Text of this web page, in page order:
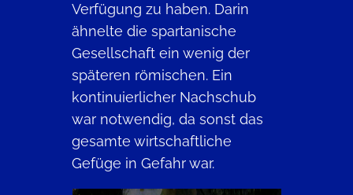
Verfügung zu haben. Darin
ähnelte die spartanische
Gesellschaft ein wenig der
späteren römischen. Ein
kontinuierlicher Nachschub
war notwendig, da sonst das
gesamte wirtschaftliche
Gefüge in Gefahr war.